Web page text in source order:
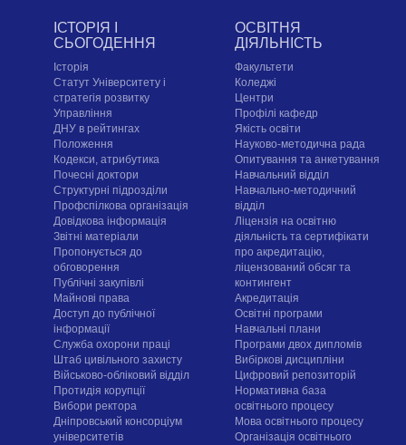
ІСТОРІЯ І
СЬОГОДЕННЯ
Історія
Статут Університету і
стратегія розвитку
Управління
ДНУ в рейтингах
Положення
Кодекси, атрибутика
Почесні доктори
Структурні підрозділи
Профспілкова організація
Довідкова інформація
Звітні матеріали
Пропонується до
обговорення
Публічні закупівлі
Майнові права
Доступ до публічної
інформації
Служба охорони праці
Штаб цивільного захисту
Військово-обліковий відділ
Протидія корупції
Вибори ректора
Дніпровський консорціум
університетів
ОСВІТНЯ
ДІЯЛЬНІСТЬ
Факультети
Коледжі
Центри
Профілі кафедр
Якість освіти
Науково-методична рада
Опитування та анкетування
Навчальний відділ
Навчально-методичний
відділ
Ліцензія на освітню
діяльність та сертифікати
про акредитацію,
ліцензований обсяг та
контингент
Акредитація
Освітні програми
Навчальні плани
Програми двох дипломів
Вибіркові дисципліни
Цифровий репозиторій
Нормативна база
освітнього процесу
Мова освітнього процесу
Організація освітнього